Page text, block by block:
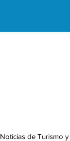
Noticias de Turismo